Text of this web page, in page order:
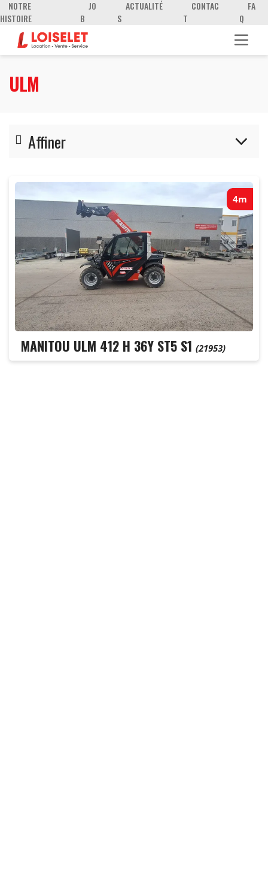
NOTRE
HISTOIRE
JO
B
ACTUALITÉ
S
CONTAC
T
FA
Q
ULM
Affiner
4-5m
4m
MANITOU ULM 412 H 36Y ST5 S1 (21953)